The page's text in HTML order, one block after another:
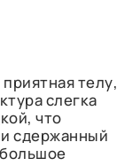
телу,
слегка
что
сдержанный